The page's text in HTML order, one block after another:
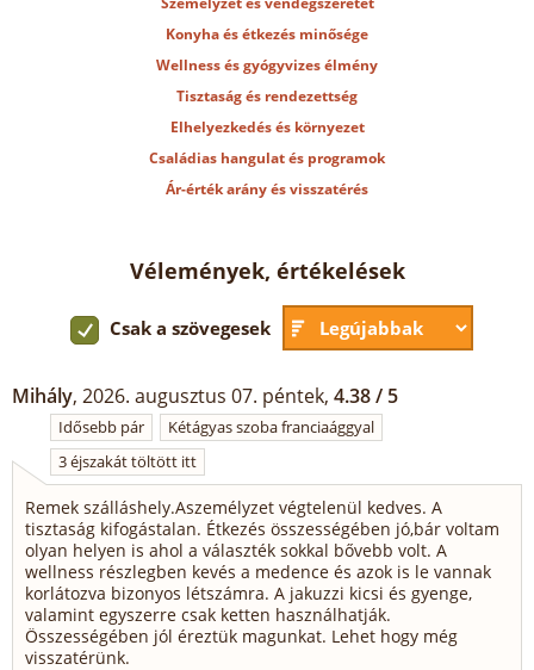
Konyha és étkezés minősége
Wellness és gyógyvizes élmény
Tisztaság és rendezettség
Elhelyezkedés és környezet
Családias hangulat és programok
Ár-érték arány és visszatérés
Vélemények, értékelések
Csak a szövegesek
Mihály, 2026. augusztus 07. péntek, 4.38 / 5
Idősebb pár
Kétágyas szoba franciaággyal
3 éjszakát töltött itt
Remek szálláshely.Aszemélyzet végtelenül kedves. A
tisztaság kifogástalan. Étkezés összességében jó,bár voltam
olyan helyen is ahol a választék sokkal bővebb volt. A
wellness részlegben kevés a medence és azok is le vannak
korlátozva bizonyos létszámra. A jakuzzi kicsi és gyenge,
valamint egyszerre csak ketten használhatják.
Összességében jól éreztük magunkat. Lehet hogy még
visszatérünk.